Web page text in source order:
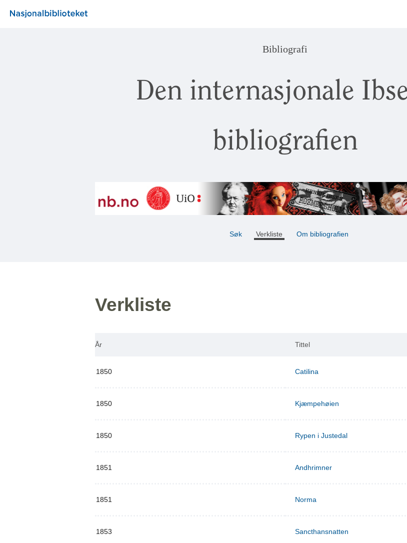
Bibliografi
Den internasjonale
bibliografien
Søk Verkliste Om bibliografien
Verkliste
År Tittel
1850 Catilina
1850 Kjæmpehøien
1850 Rypen i Justedal
1851 Andhrimner
1851 Norma
1853 Sancthansnatten